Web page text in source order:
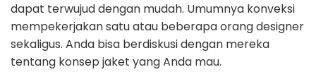
dapat terwujud dengan mudah. Umumnya konveksi
mempekerjakan satu atau beberapa orang designer
sekaligus. Anda bisa berdiskusi dengan mereka
tentang konsep jaket yang Anda mau.